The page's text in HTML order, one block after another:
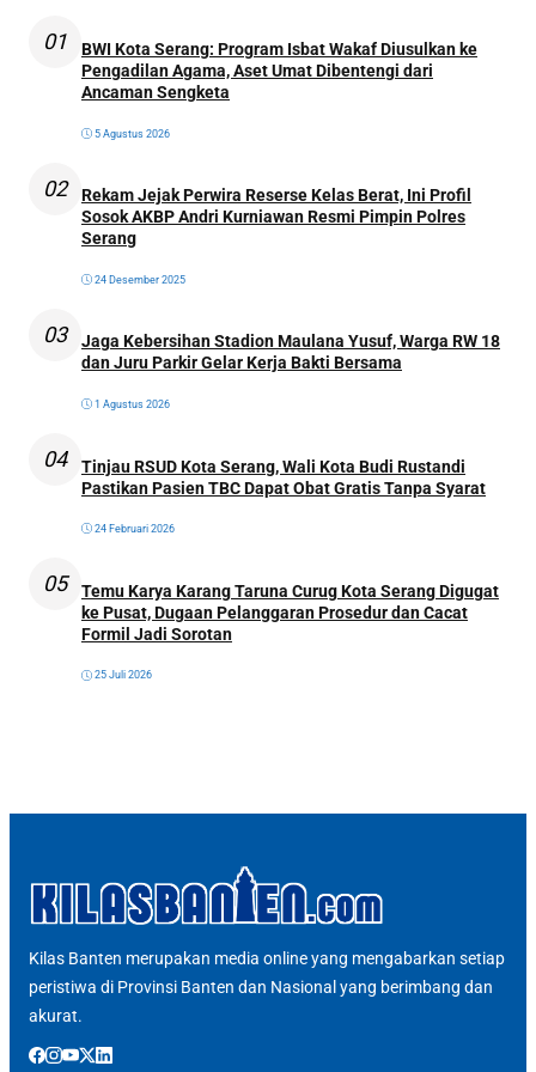
01
BWI Kota Serang: Program Isbat Wakaf Diusulkan ke
Pengadilan Agama, Aset Umat Dibentengi dari
Ancaman Sengketa
5 Agustus 2026
02
Rekam Jejak Perwira Reserse Kelas Berat, Ini Profil
Sosok AKBP Andri Kurniawan Resmi Pimpin Polres
Serang
24 Desember 2025
03
Jaga Kebersihan Stadion Maulana Yusuf, Warga RW 18
dan Juru Parkir Gelar Kerja Bakti Bersama
1 Agustus 2026
04
Tinjau RSUD Kota Serang, Wali Kota Budi Rustandi
Pastikan Pasien TBC Dapat Obat Gratis Tanpa Syarat
24 Februari 2026
05
Temu Karya Karang Taruna Curug Kota Serang Digugat
ke Pusat, Dugaan Pelanggaran Prosedur dan Cacat
Formil Jadi Sorotan
25 Juli 2026
Kilas Banten merupakan media online yang mengabarkan setiap
peristiwa di Provinsi Banten dan Nasional yang berimbang dan
akurat.